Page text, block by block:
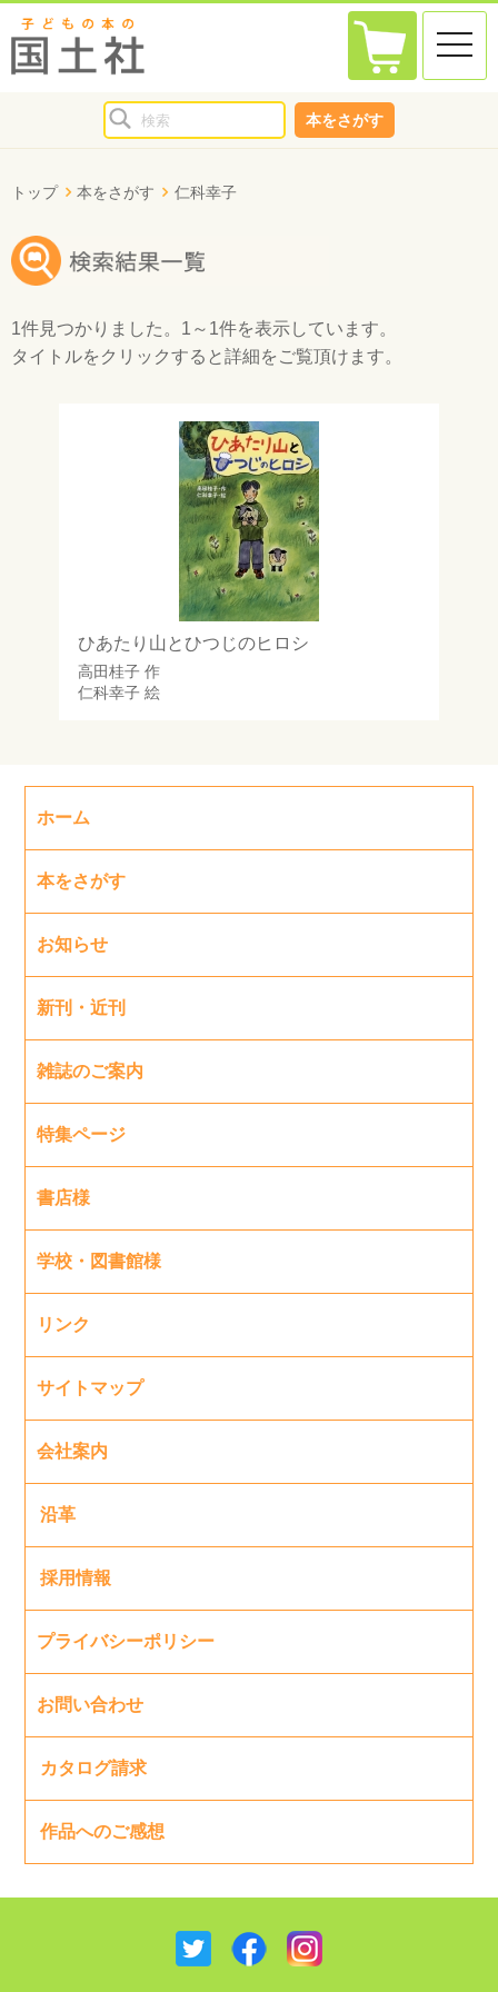
toggle
本をさがす
トップ 本をさがす 仁科幸子
1件見つかりました。 1～1件を表示しています。
タイトルをクリックすると詳細をご覧頂けます。
ひあたり山とひつじのヒロシ
高田桂子作
仁科幸子絵
ホーム
本をさがす
お知らせ
新刊・近刊
雑誌のご案内
特集ページ
書店様
学校・図書館様
リンク
サイトマップ
会社案内
沿革
採用情報
プライバシーポリシー
お問い合わせ
カタログ請求
作品へのご感想